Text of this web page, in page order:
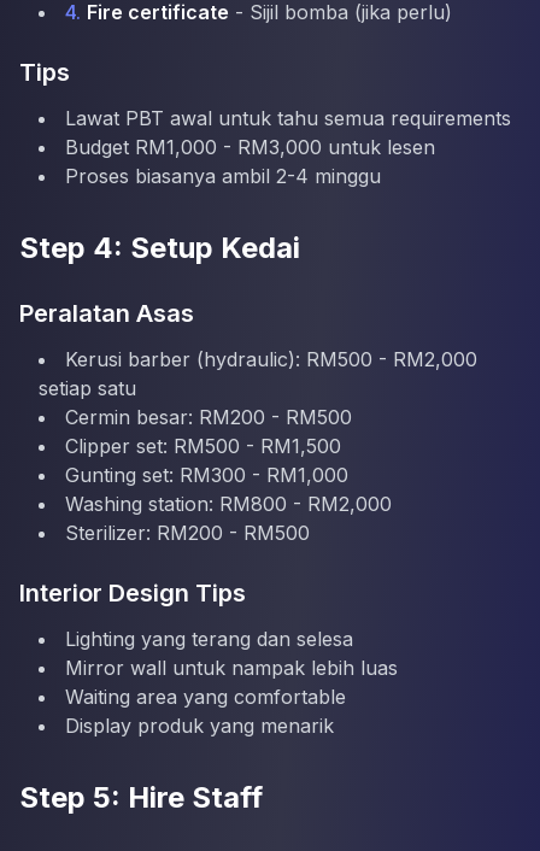
4. Fire certificate - Sijil bomba (jika perlu)
Tips
Lawat PBT awal untuk tahu semua requirements
Budget RM1,000 - RM3,000 untuk lesen
Proses biasanya ambil 2-4 minggu
Step 4: Setup Kedai
Peralatan Asas
Kerusi barber (hydraulic): RM500 - RM2,000
setiap satu
Cermin besar: RM200 - RM500
Clipper set: RM500 - RM1,500
Gunting set: RM300 - RM1,000
Washing station: RM800 - RM2,000
Sterilizer: RM200 - RM500
Interior Design Tips
Lighting yang terang dan selesa
Mirror wall untuk nampak lebih luas
Waiting area yang comfortable
Display produk yang menarik
Step 5: Hire Staff